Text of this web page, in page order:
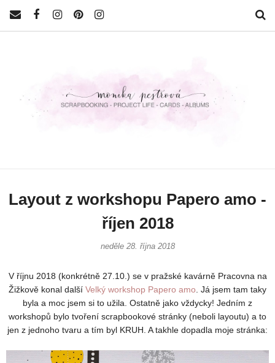
Layout z workshopu Papero amo -
říjen 2018
neděle 28. října 2018
V říjnu 2018 (konkrétně 27.10.) se v pražské kavárně Pracovna na
Žižkově konal další Velký workshop Papero amo. Já jsem tam taky
byla a moc jsem si to užila. Ostatně jako vždycky! Jedním z
workshopů bylo tvoření scrapbookové stránky (neboli layoutu) a to
jen z jednoho tvaru a tím byl KRUH. A takhle dopadla moje stránka: